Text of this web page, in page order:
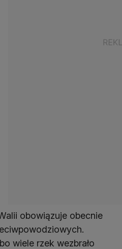
obowiązuje obecnie
wiele rzek wezbrało